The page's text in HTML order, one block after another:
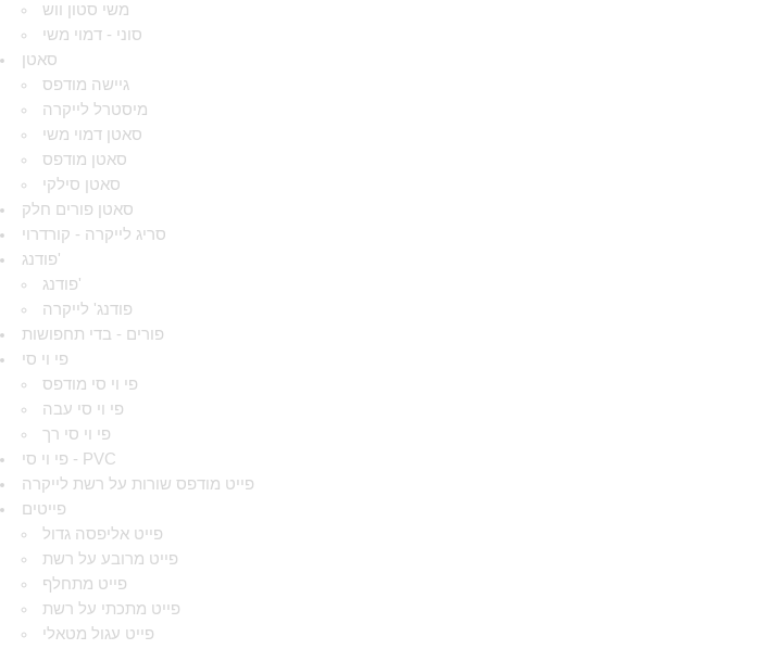
משי סטון ווש
סוני - דמוי משי
סאטן
גיישה מודפס
מיסטרל לייקרה
סאטן דמוי משי
סאטן מודפס
סאטן סילקי
סאטן פורים חלק
סריג לייקרה - קורדרוי
פודנג'
פודנג'
פודנג' לייקרה
פורים - בדי תחפושות
פי וי סי
פי וי סי מודפס
פי וי סי עבה
פי וי סי רך
פי וי סי - PVC
פייט מודפס שורות על רשת לייקרה
פייטים
פייט אליפסה גדול
פייט מרובע על רשת
פייט מתחלף
פייט מתכתי על רשת
פייט עגול מטאלי